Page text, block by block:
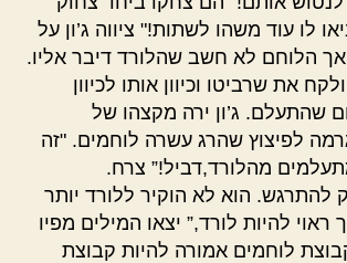
לו עוד משהו לשתות!" ציווה ג’ון על
הלוחם לא חשב שהלורד דיבר אליו.
את שרביטו וכיוון אותו לכיוון
שהתעלם. ג’ון ירה מקצהו של
לפיצוץ שהרג עשרה לוחמים. "זה
מהלורד,דביל!” צרח.
להתרגש. הוא לא הוקיר ללורד יותר
ראוי להיות לורד,” יצאו המילים מפיו
לוחמים אמורה להיות קבוצת